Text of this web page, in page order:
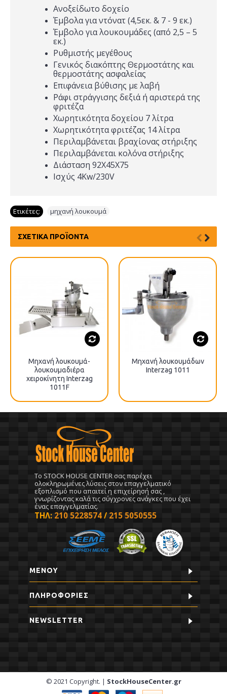
Ανοξείδωτο δοχείο
Έμβολα για ντόνατ (4,5εκ. & 7 - 9 εκ.)
Έμβολο για λουκουμάδες (από 2,5 – 5
εκ.)
Ρυθμιστής μεγέθους
Γενικός διακόπτης Θερμοστάτης και
θερμοστάτης ασφαλείας
Επιφάνεια βύθισης με λαβή
Ράφι στράγγισης δεξιά ή αριστερά της
φριτέζα
Χωρητικότητα δοχείου 7 λίτρα
Χωρητικότητα φριτέζας 14 λίτρα
Περιλαμβάνεται βραχίονας στήριξης
Περιλαμβάνεται κολόνα στήριξης
Διάσταση 92Χ45Χ75
Ισχύς 4Kw/230V
Ετικέτες: μηχανή λουκουμά
ΣΧΕΤΙΚΆ ΠΡΟΪΌΝΤΑ
Μηχανή λουκουμά-
λουκουμαδιέρα
χειροκίνητη Interzag
1011F
Μηχανή λουκουμάδων
Interzag 1011
To STOCK HOUSE CENTER σας παρέχει
ολοκληρωμένες λύσεις στον επαγγελματικό
εξοπλισμό που απαιτεί η επιχείρησή σας ,
γνωρίζοντας καλά τις σύγχρονες ανάγκες που έχει
ένας επαγγελματίας.
ΤΗΛ: 210 5228574 / 215 5050555
ΜΕΝΟΥ
ΠΛΗΡΟΦΟΡΊΕΣ
NEWSLETTER
© 2021 Copyright. | StockHouseCenter.gr